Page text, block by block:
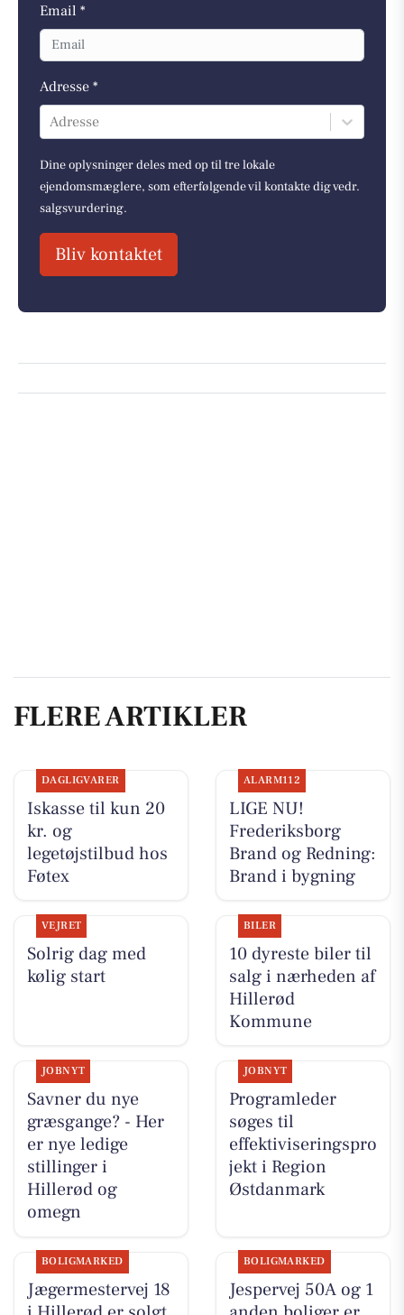
Email *
Adresse *
Adresse
Dine oplysninger deles med op til tre lokale
ejendomsmæglere, som efterfølgende vil kontakte dig vedr.
salgsvurdering.
Bliv kontaktet
FLERE ARTIKLER
DAGLIGVARER
Iskasse til kun 20
kr. og
legetøjstilbud hos
Føtex
ALARM112
LIGE NU!
Frederiksborg
Brand og Redning:
Brand i bygning
VEJRET
Solrig dag med
kølig start
BILER
10 dyreste biler til
salg i nærheden af
Hillerød
Kommune
JOBNYT
Savner du nye
græsgange? - Her
er nye ledige
stillinger i
Hillerød og
omegn
JOBNYT
Programleder
søges til
effektiviseringspro
jekt i Region
Østdanmark
BOLIGMARKED
Jægermestervej 18
BOLIGMARKED
Jespervej 50A og 1